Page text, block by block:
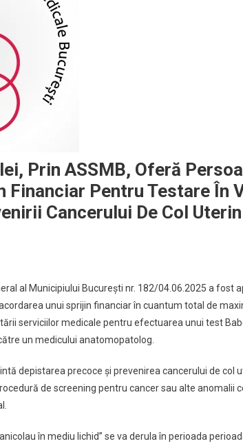
Prin ASSMB, Oferă
Financiar Pentru Testare În
Cancerului De Col Uterin
al Municipiului București nr. 182/04.06.2025 a fost
unui sprijin financiar în cuantum total de
serviciilor medicale pentru efectuarea unui test
un medicului anatomopatolog.
depistarea precoce și prevenirea cancerului de col
de screening pentru cancer sau alte anomalii
în mediu lichid” se va derula în perioada